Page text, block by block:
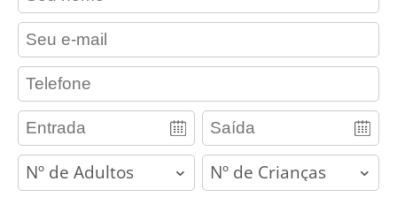
contact_email
contact_phone
adults children